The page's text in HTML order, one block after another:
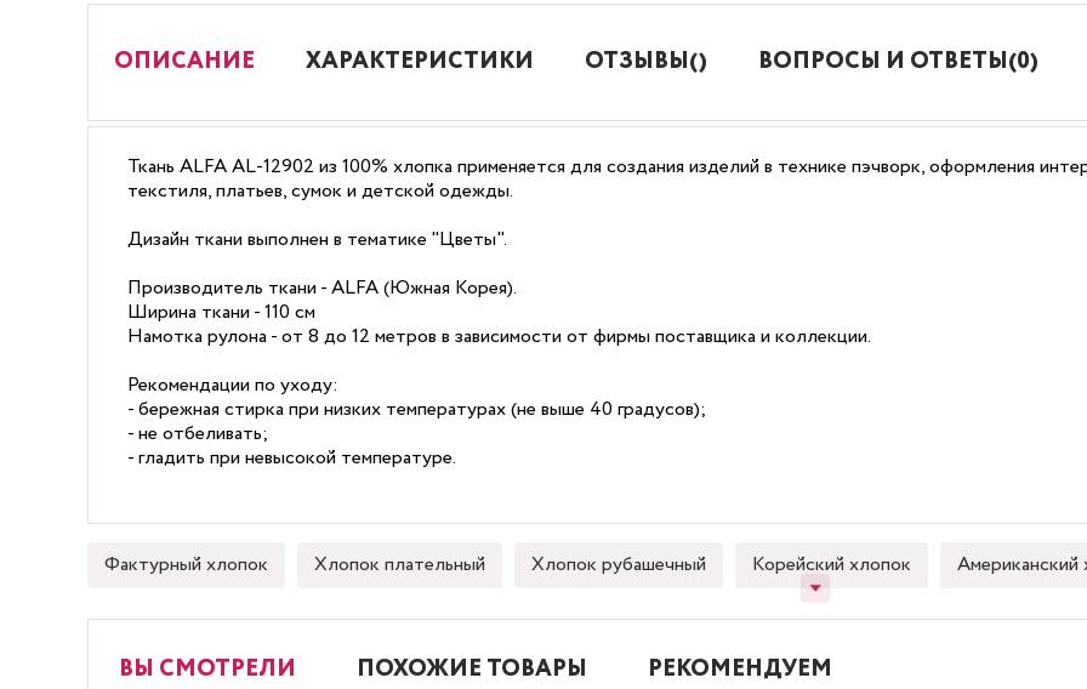
ОПИСАНИЕ ХАРАКТЕРИСТИКИ ОТЗЫВЫ() ВОПРОСЫ И ОТВЕТЫ(0)
Ткань ALFA AL-12902 из 100% хлопка применяется для создания изделий в технике пэчворк, оформления
текстиля, платьев, сумок и детской одежды.
Дизайн ткани выполнен в тематике "Цветы".
Производитель ткани - ALFA (Южная Корея).
Ширина ткани - 110 см
Намотка рулона - от 8 до 12 метров в зависимости от фирмы поставщика и коллекции.
Рекомендации по уходу:
- бережная стирка при низких температурах (не выше 40 градусов);
- не отбеливать;
- гладить при невысокой температуре.
Фактурный хлопок Хлопок плательный Хлопок рубашечный Корейский хлопок Американский
ВЫ СМОТРЕЛИ ПОХОЖИЕ ТОВАРЫ РЕКОМЕНДУЕМ